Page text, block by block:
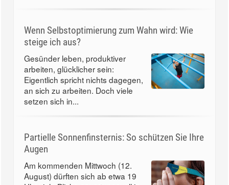
Wenn Selbstoptimierung zum Wahn wird: Wie
steige ich aus?
Gesünder leben, produktiver
arbeiten, glücklicher sein:
Eigentlich spricht nichts dagegen,
an sich zu arbeiten. Doch viele
setzen sich in...
Partielle Sonnenfinsternis: So schützen Sie Ihre
Augen
Am kommenden Mittwoch (12.
August) dürften sich ab etwa 19